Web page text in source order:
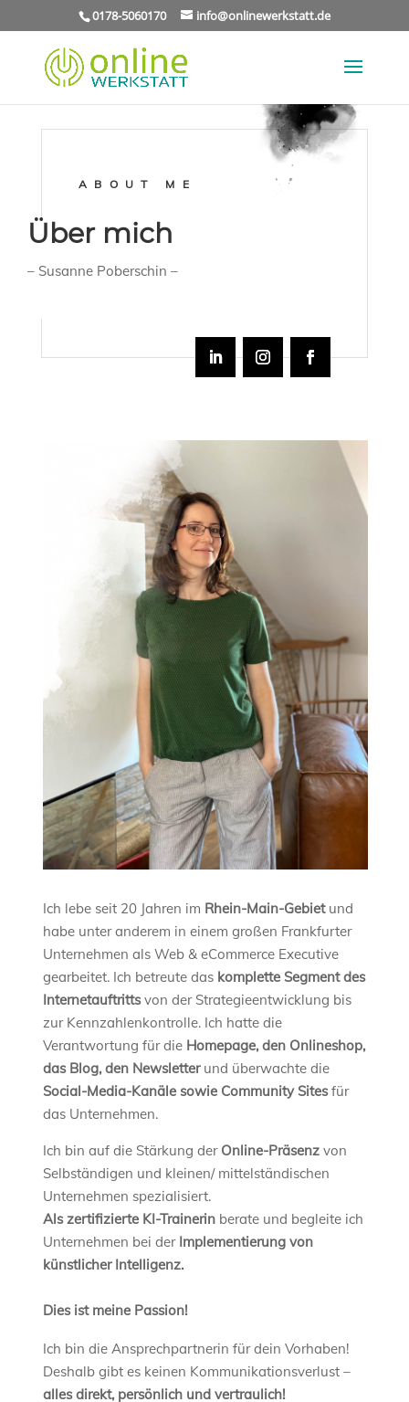
0178-5060170 info@onlinewerkstatt.de
ABOUT ME
Über mich
– Susanne Poberschin –
Ich lebe seit 20 Jahren im Rhein-Main-Gebietund
habe unter anderem in einem großen Frankfurter
Unternehmen als Web & eCommerce Executive
gearbeitet. Ich betreute das komplette Segment des
Internetauftrittsvon der Strategieentwicklung bis
zur Kennzahlenkontrolle. Ich hatte die
Verantwortung für die Homepage, den Onlineshop,
das Blog, den Newsletter und überwachte die
Social-Media-Kanäle sowie Community Sitesfür
das Unternehmen.
Ich bin auf die Stärkung der Online-Präsenz von
Selbständigen und kleinen/ mittelständischen
Unternehmen spezialisiert.
Als zertifizierte KI-Trainerin berate und begleite ich
Unternehmen bei der Implementierung von
künstlicher Intelligenz.
Dies ist meine Passion!
Ich bin die Ansprechpartnerin für dein Vorhaben!
Deshalb gibt es keinen Kommunikationsverlust –
alles direkt, persönlich und vertraulich!